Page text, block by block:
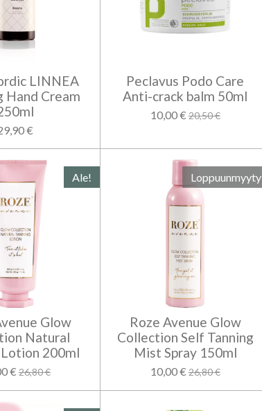
LINNEA
Hand Cream
€
Peclavus Podo Care
Anti-crack balm 50ml
10,00 € 20,50 €
Ale!
Glow
Natural
200ml
€ 26,80 €
Loppuunmyyty
Roze Avenue Glow
Collection Self Tanning
Mist Spray 150ml
10,00 € 26,80 €